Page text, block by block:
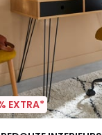
EXTRA*